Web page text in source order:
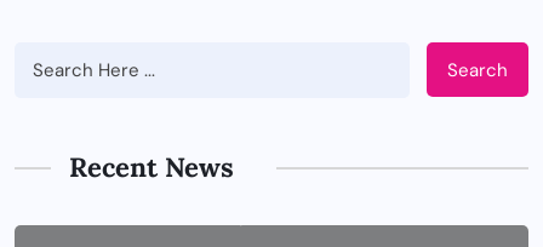
Search
Recent News
Tepat untuk Perusahaan